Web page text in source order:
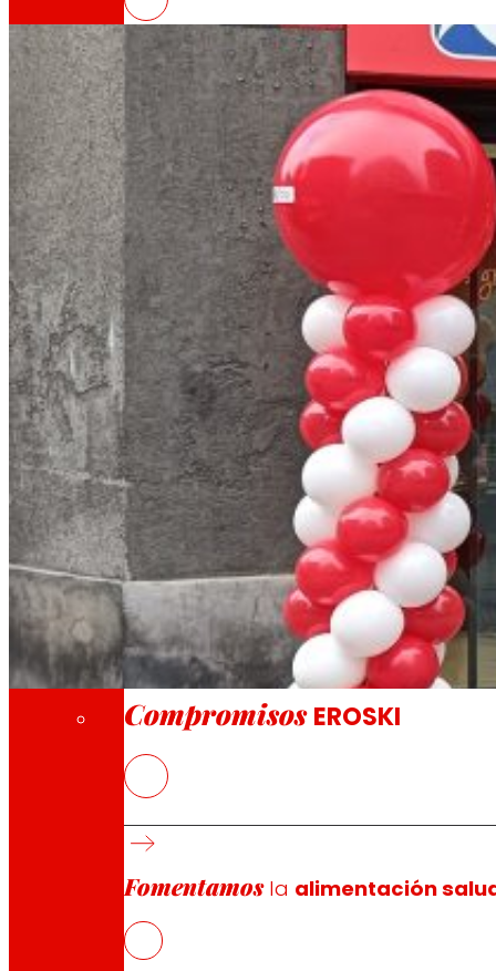
Así somos
Todo nuestro ADN: un viaje por la misión, la
Cooperativa
Somos por y para las personas. Descubre
Fundación
A través de nuestra Fundación impulsamos
Compromisos
Compromisos EROSKI
Fomentamosla alimentación
La nueva tienda franquiciada ofrece a los
EROSKI mantiene el ritmo de aperturas
supermercados franquiciados